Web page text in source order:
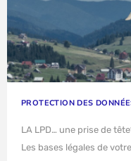
PROTECTION DES
LA LPD… une prise de
Les bases légales de